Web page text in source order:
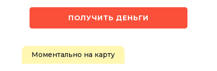
ПОЛУЧИТЬ ДЕНЬГИ
Моментально на карту